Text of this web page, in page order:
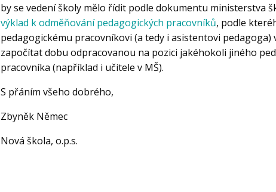
by se vedení školy mělo řídit podle dokumentu ministerstva
výklad k odměňování pedagogických pracovníků, podle
pedagogickému pracovníkovi (a tedy i asistentovi pedagoga)
započítat dobu odpracovanou na pozici jakéhokoli jiného
pracovníka (například i učitele v MŠ).
S přáním všeho dobrého,
Zbyněk Němec
Nová škola, o.p.s.